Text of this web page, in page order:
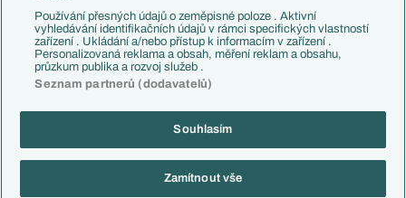
Juventus FC
Bayern Mnichov
FC Barcelona
Real Madrid
Copyright © 2001-2026 EuroFotbal.cz. Využíváme zpravodajství ČTK.
Informace o zpracování osobních údajů
Používání přesných údajů o zeměpisné poloze . Aktivní
vyhledávání identifikačních údajů v rámci specifických vlastností
zařízení . Ukládání a/nebo přístup k informacím v zařízení .
Personalizovaná reklama a obsah, měření reklam a obsahu,
průzkum publika a rozvoj služeb .
Seznam partnerů (dodavatelů)
Souhlasím
Zamítnout vše